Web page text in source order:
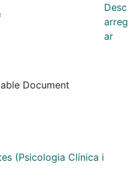
Document
Desc
arreg
ar
(Psicologia Clínica i